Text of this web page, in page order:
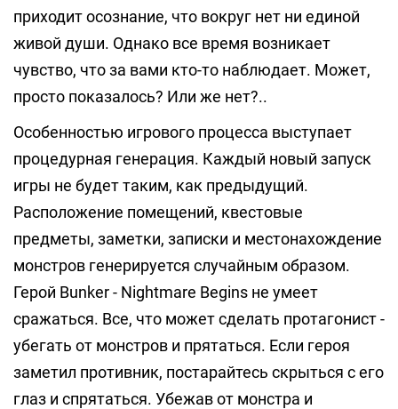
приходит осознание, что вокруг нет ни единой
живой души. Однако все время возникает
чувство, что за вами кто-то наблюдает. Может,
просто показалось? Или же нет?..
Особенностью игрового процесса выступает
процедурная генерация. Каждый новый запуск
игры не будет таким, как предыдущий.
Расположение помещений, квестовые
предметы, заметки, записки и местонахождение
монстров генерируется случайным образом.
Герой Bunker - Nightmare Begins не умеет
сражаться. Все, что может сделать протагонист -
убегать от монстров и прятаться. Если героя
заметил противник, постарайтесь скрыться с его
глаз и спрятаться. Убежав от монстра и